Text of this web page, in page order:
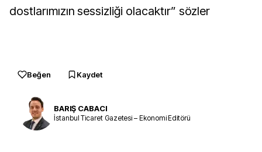
dostlarımızın sessizliği olacaktır” sözler
Beğen Kaydet
BARIŞ CABACI
İstanbul Ticaret Gazetesi – Ekonomi Editörü